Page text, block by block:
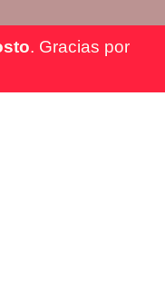
. Gracias por